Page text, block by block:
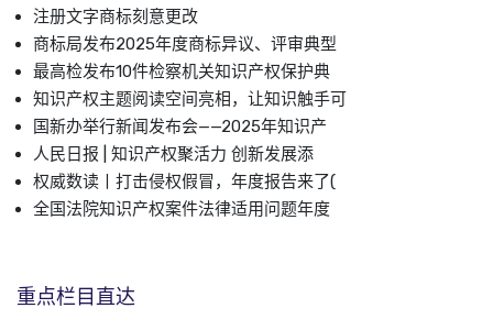
注册文字商标刻意更改
商标局发布2025年度商标异议、评审典型
最高检发布10件检察机关知识产权保护典
知识产权主题阅读空间亮相，让知识触手可
国新办举行新闻发布会——2025年知识产
人民日报 | 知识产权聚活力 创新发展添
权威数读丨打击侵权假冒，年度报告来了(
全国法院知识产权案件法律适用问题年度
重点栏目直达